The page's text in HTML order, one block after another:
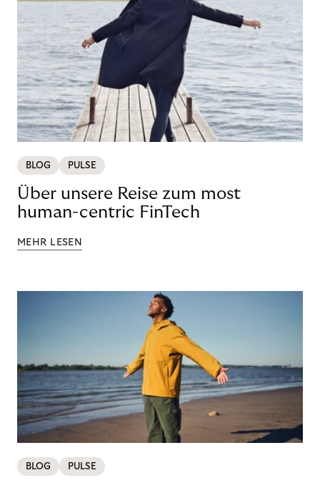
BLOG PULSE
Über unsere Reise zum most
human-centric FinTech
MEHR LESEN
BLOG PULSE